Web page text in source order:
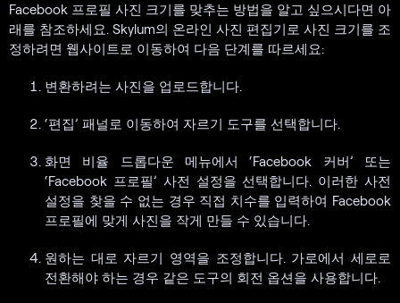
Facebook 프로필 사진 크기를 맞추는 방법을 알고 싶으시다면 아
래를 참조하세요. Skylum의 온라인 사진 편집기로 사진 크기를 조
정하려면 웹사이트로 이동하여 다음 단계를 따르세요:
변환하려는 사진을 업로드합니다.
‘편집’ 패널로 이동하여 자르기 도구를 선택합니다.
화면 비율 드롭다운 메뉴에서 ‘Facebook 커버’ 또는
‘Facebook 프로필’ 사전 설정을 선택합니다. 이러한 사전
설정을 찾을 수 없는 경우 직접 치수를 입력하여 Facebook
프로필에 맞게 사진을 작게 만들 수 있습니다.
원하는 대로 자르기 영역을 조정합니다. 가로에서 세로로
전환해야 하는 경우 같은 도구의 회전 옵션을 사용합니다.